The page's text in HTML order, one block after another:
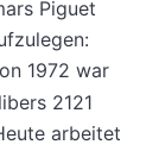
Piguet
1972 war
2121
arbeitet